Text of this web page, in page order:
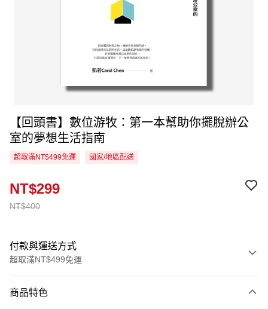
【回頭書】數位游牧：第一本幫助你擺脫辦公
室的夢想生活指南
超取滿NT$499免運 國家/地區配送
NT$400
NT$299
付款與運送方式
超取滿NT$499免運
信用卡一次付款
商品特色